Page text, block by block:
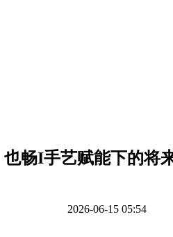
也畅I手艺赋能下的将
2026-06-15 05:54